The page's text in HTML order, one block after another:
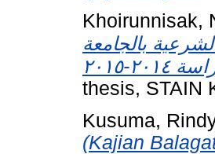
Khoirunnisak,
بالجامعة
thesis, STAIN
Kusuma,
(Kajian